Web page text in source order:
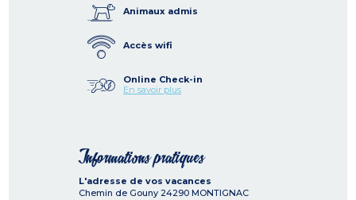
Animaux admis
Accès wifi
Online Check-in
En savoir plus
Informations pratiques
L'adresse de vos vacances
Chemin de Gouny 24290 MONTIGNAC